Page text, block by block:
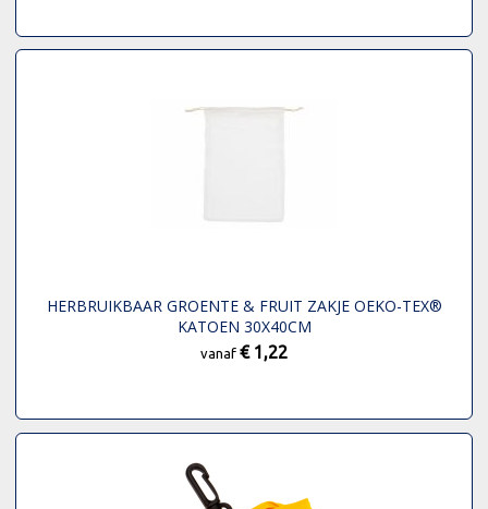
HERBRUIKBAAR GROENTE & FRUIT ZAKJE OEKO-TEX®
KATOEN 30X40CM
vanaf € 1,22